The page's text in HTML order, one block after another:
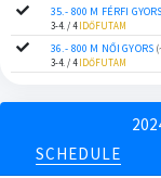
35.- 800 M FÉRFI GYORS
3-4. / 4IDŐFUTAM
36.- 800 M NŐI GYORS
3-4. / 4IDŐFUTAM
SCHEDULE